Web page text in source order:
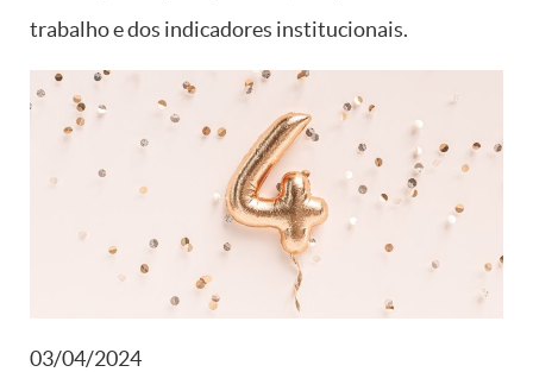
trabalho e dos indicadores institucionais.
03/04/2024